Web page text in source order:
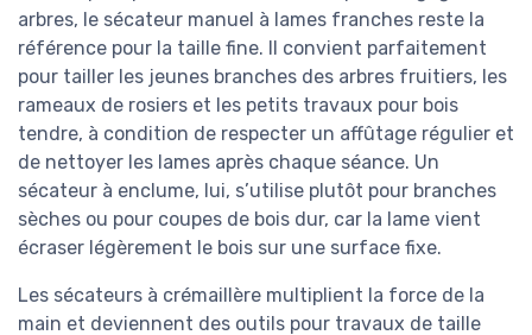
arbres, le sécateur manuel à lames franches reste la
référence pour la taille fine. Il convient parfaitement
pour tailler les jeunes branches des arbres fruitiers, les
rameaux de rosiers et les petits travaux pour bois
tendre, à condition de respecter un affûtage régulier et
de nettoyer les lames après chaque séance. Un
sécateur à enclume, lui, s’utilise plutôt pour branches
sèches ou pour coupes de bois dur, car la lame vient
écraser légèrement le bois sur une surface fixe.
Les sécateurs à crémaillère multiplient la force de la
main et deviennent des outils pour travaux de taille